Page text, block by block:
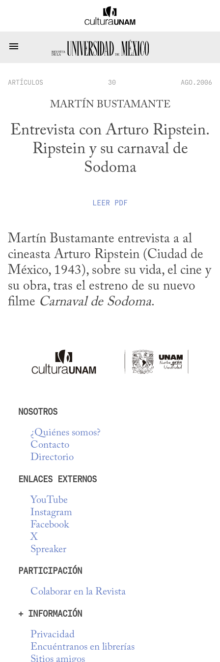
ARTÍCULOS 30 AGO.2006
MARTÍN BUSTAMANTE
Entrevista con Arturo Ripstein.
Ripstein y su carnaval de
Sodoma
LEER PDF
Martín Bustamante entrevista a al
cineasta Arturo Ripstein (Ciudad de
México, 1943), sobre su vida, el cine y
su obra, tras el estreno de su nuevo
filme Carnaval de Sodoma.
NOSOTROS
¿Quiénes somos?
Contacto
Directorio
ENLACES EXTERNOS
YouTube
Instagram
Facebook
X
Spreaker
PARTICIPACIÓN
Colaborar en la Revista
+ INFORMACIÓN
Privacidad
Encuéntranos en librerías
Sitios amigos